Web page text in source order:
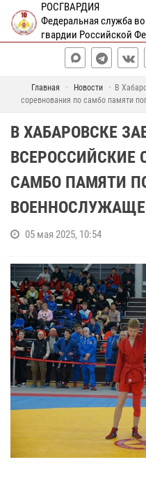
РОСГВАРДИЯ
Федеральная служба
гвардии Российской
Главная Новости
В
соревнования по самбо памяти
В ХАБАРОВСКЕ
ВСЕРОССИЙСКИЕ
САМБО ПАМЯТИ
05 мая 2025, 10:54